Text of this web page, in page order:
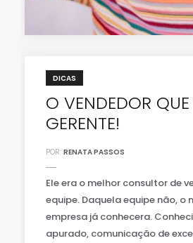
DICAS
O VENDEDOR
GERENTE!
POR: RENATA PASSOS
Ele era o melhor consultor de
equipe. Daquela equipe não, o
empresa já conhecera.
apurado, comunicação de